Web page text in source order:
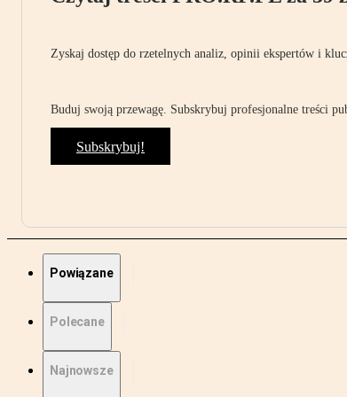
Zyskaj dostęp do rzetelnych analiz, opinii ekspertów i
Buduj swoją przewagę. Subskrybuj profesjonalne treści
Subskrybuj!
Powiązane
Polecane
Najnowsze